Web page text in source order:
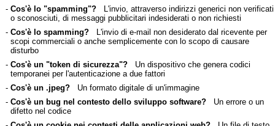
- Cos'è lo "spamming"?L'invio, attraverso indirizzi generici non verificati
o sconosciuti, di messaggi pubblicitari indesiderati o non richiesti
- Cos'è lo spamming?L'invio di e-mail non desiderato dal ricevente per
scopi commerciali o anche semplicemente con lo scopo di causare
disturbo
- Cos'è un "token di sicurezza"?Un dispositivo che genera codici
temporanei per l'autenticazione a due fattori
- Cos'è un .jpeg?Un formato digitale di un'immagine
- Cos'è un bug nel contesto dello sviluppo software?Un errore o un
difetto nel codice